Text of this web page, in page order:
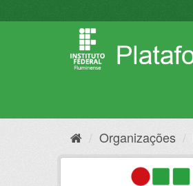
para
Organizações